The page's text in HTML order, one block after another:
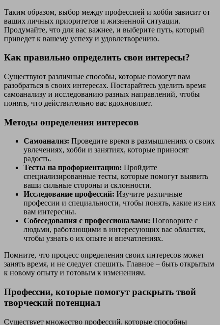
Таким образом, выбор между профессией и хобби зависит от
ваших личных приоритетов и жизненной ситуации.
Продумайте, что для вас важнее, и выберите путь, который
приведет к вашему успеху и удовлетворению.
Как правильно определить свои интересы?
Существуют различные способы, которые помогут вам
разобраться в своих интересах. Постарайтесь уделить время
самоанализу и исследованию разных направлений, чтобы
понять, что действительно вас вдохновляет.
Методы определения интересов
Самоанализ: Проведите время в размышлениях о своих
увлечениях, хобби и занятиях, которые приносят
радость.
Тесты на профориентацию: Пройдите
специализированные тесты, которые помогут выявить
ваши сильные стороны и склонности.
Исследование профессий: Изучите различные
профессии и специальности, чтобы понять, какие из них
вам интересны.
Собеседования с профессионалами: Поговорите с
людьми, работающими в интересующих вас областях,
чтобы узнать о их опыте и впечатлениях.
Помните, что процесс определения своих интересов может
занять время, и не следует спешить. Главное – быть открытым
к новому опыту и готовым к изменениям.
Профессии, которые помогут раскрыть твой
творческий потенциал
Существует множество профессий, которые способны